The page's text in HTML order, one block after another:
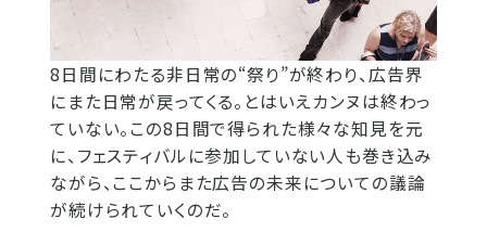
8日間にわたる非日常の“祭り”が終わり、広告界
にまた日常が戻ってくる。とはいえカンヌは終わっ
ていない。この8日間で得られた様々な知見を元
に、フェスティバルに参加していない人も巻き込み
ながら、ここからまた広告の未来についての議論
が続けられていくのだ。